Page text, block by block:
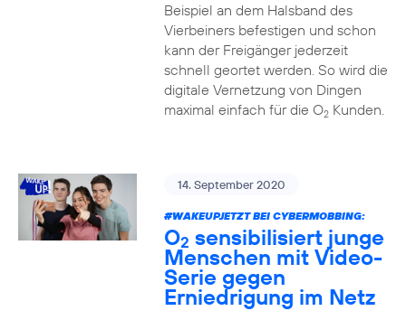
Beispiel an dem Halsband des
Vierbeiners befestigen und schon
kann der Freigänger jederzeit
schnell geortet werden. So wird die
digitale Vernetzung von Dingen
maximal einfach für die O2Kunden.
14. September 2020
#WAKEUPJETZT BEI CYBERMOBBING:
O2 sensibilisiert junge
Menschen mit Video-
Serie gegen
Erniedrigung im Netz